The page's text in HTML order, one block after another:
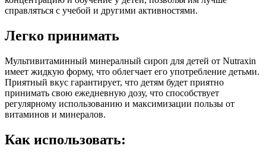
справляться с учебой и другими активностями.
Легко принимать
Мультивитаминный минералный сироп для детей от Nutraxin
имеет жидкую форму, что облегчает его употребление детьми.
Приятный вкус гарантирует, что детям будет приятно
принимать свою ежедневную дозу, что способствует
регулярному использованию и максимизации пользы от
витаминов и минералов.
Как использовать: